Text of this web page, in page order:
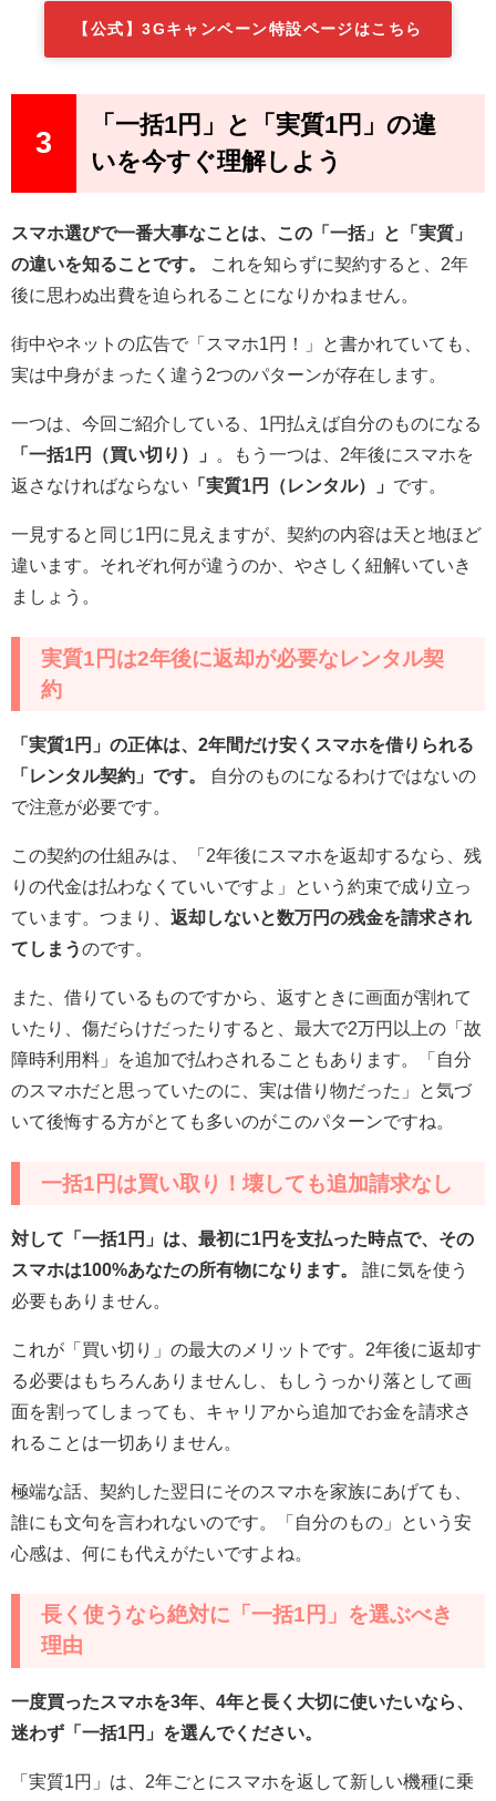
【公式】3Gキャンペーン特設ページはこちら
3
「一括1円」と「実質1円」の違
いを今すぐ理解しよう
スマホ選びで一番大事なことは、この「一括」と「実質」
の違いを知ることです。
これを知らずに契約すると、2年
後に思わぬ出費を迫られることになりかねません。
街中やネットの広告で「スマホ1円！」と書かれていても、
実は中身がまったく違う2つのパターンが存在します。
一つは、今回ご紹介している、1円払えば自分のものになる
「一括1円（買い切り）」
。もう一つは、2年後にスマホを
返さなければならない 「実質1円（レンタル）」 です。
一見すると同じ1円に見えますが、契約の内容は天と地ほど
違います。それぞれ何が違うのか、やさしく紐解いていき
ましょう。
実質1円は2年後に返却が必要なレンタル契
約
「実質1円」の正体は、2年間だけ安くスマホを借りられる
「レンタル契約」です。
自分のものになるわけではないの
で注意が必要です。
この契約の仕組みは、「2年後にスマホを返却するなら、残
りの代金は払わなくていいですよ」という約束で成り立っ
ています。つまり、 返却しないと数万円の残金を請求され
てしまうのです。
また、借りているものですから、返すときに画面が割れて
いたり、傷だらけだったりすると、最大で2万円以上の「故
障時利用料」を追加で払わされることもあります。「自分
のスマホだと思っていたのに、実は借り物だった」と気づ
いて後悔する方がとても多いのがこのパターンですね。
一括1円は買い取り！壊しても追加請求なし
対して「一括1円」は、最初に1円を支払った時点で、その
スマホは100%あなたの所有物になります。
誰に気を使う
必要もありません。
これが「買い切り」の最大のメリットです。2年後に返却す
る必要はもちろんありませんし、もしうっかり落として画
面を割ってしまっても、キャリアから追加でお金を請求さ
れることは一切ありません。
極端な話、契約した翌日にそのスマホを家族にあげても、
誰にも文句を言われないのです。「自分のもの」という安
心感は、何にも代えがたいですよね。
長く使うなら絶対に「一括1円」を選ぶべき
理由
一度買ったスマホを3年、4年と長く大切に使いたいなら、
迷わず「一括1円」を選んでください。
「実質1円」は、2年ごとにスマホを返して新しい機種に乗